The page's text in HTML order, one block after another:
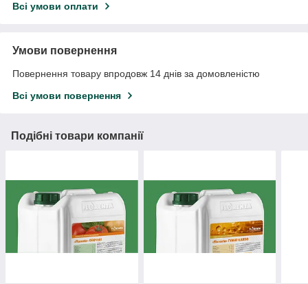
Всі умови оплати
Умови повернення
Повернення товару впродовж 14 днів за домовленістю
Всі умови повернення
Подібні товари компанії